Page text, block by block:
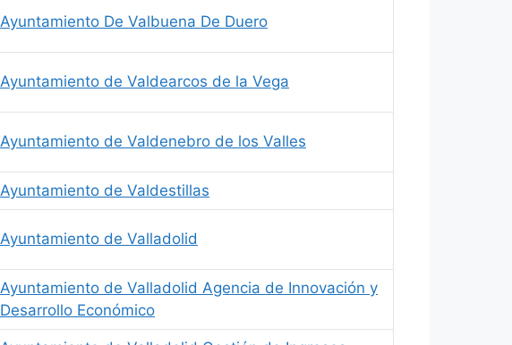
Ayuntamiento De Valbuena De Duero
Ayuntamiento de Valdearcos de la Vega
Ayuntamiento de Valdenebro de los Valles
Ayuntamiento de Valdestillas
Ayuntamiento de Valladolid
Ayuntamiento de Valladolid Agencia de Innovación y
Desarrollo Económico